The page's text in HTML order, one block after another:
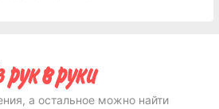
а остальное можно найти